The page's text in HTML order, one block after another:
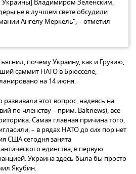
Украины] Владимиром Зеленским,
не в лучшем свете обсудили
Ангелу Меркель", – отметил
почему Украину, как и Грузию,
саммит НАТО в Брюсселе,
на 14 июня.
этот вопрос, надеясь на
по членству – прим. Baltnews), все
Самая главная причина того,
– в рядах НАТО до сих пор нет
США сегодня занята
единства, в первую
Украина здесь была бы просто
Якубин.